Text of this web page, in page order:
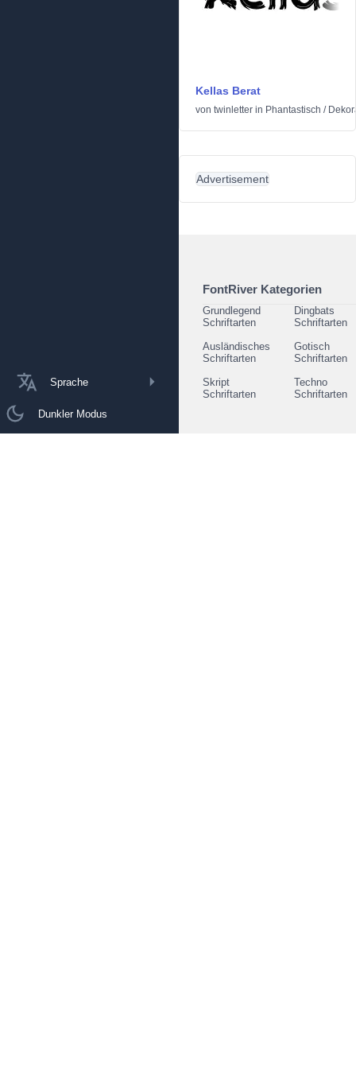
Sprache
Dunkler Modus
Kellas Berat
von twinletter in Phantastisch /
Advertisement
FontRiver Kategorien
Grundlegend
Schriftarten
Dingbats
Schriftarten
Ausländisches
Schriftarten
Gotisch
Schriftarten
Skript
Schriftarten
Techno
Schriftarten